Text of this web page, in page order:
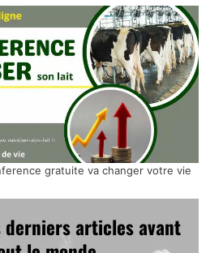
gratuite va changer votre vie